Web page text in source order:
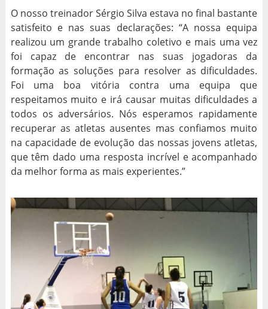
O nosso treinador Sérgio Silva estava no final bastante
satisfeito e nas suas declarações: “A nossa equipa
realizou um grande trabalho coletivo e mais uma vez
foi capaz de encontrar nas suas jogadoras da
formação as soluções para resolver as dificuldades.
Foi uma boa vitória contra uma equipa que
respeitamos muito e irá causar muitas dificuldades a
todos os adversários. Nós esperamos rapidamente
recuperar as atletas ausentes mas confiamos muito
na capacidade de evolução das nossas jovens atletas,
que têm dado uma resposta incrível e acompanhado
da melhor forma as mais experientes.”